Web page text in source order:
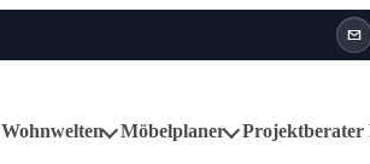
Wohnwelten Möbelplaner Projektberater